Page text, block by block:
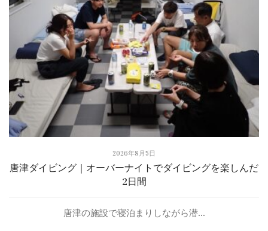
2026年8月5日
唐津ダイビング｜オーバーナイトでダイビングを楽しんだ
2日間
唐津の施設で寝泊まりしながら潜...